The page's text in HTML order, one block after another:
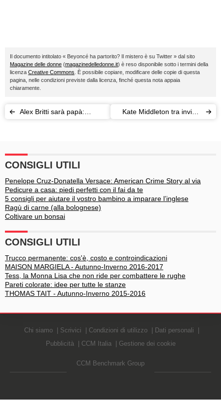
Il documento intitolato « Beyoncé ha partorito? Il mistero è su Twitter » dal sito
Magazine delle donne (magazinedelledonne.it) è reso disponibile sotto i termini della
licenza Creative Commons . È possibile copiare, modificare delle copie di questa
pagina, nelle condizioni previste dalla licenza, finché questa nota appaia
chiaramente.
Alex Britti sarà papà:
Kate Middleton tra invidie
CONSIGLI UTILI
Penelope Cruz-Donatella Versace: American Crime Story al via
Pedicure a casa: piedi perfetti con il fai da te
5 consigli per aiutare il vostro bambino a imparare l’inglese
Ragù di carne (alla bolognese)
Coltivare un bonsai
CONSIGLI UTILI
Trucco permanente: cos'è, costo e controindicazioni
MAISON MARGIELA - Autunno-Inverno 2016-2017
Tess, la Monna Lisa che non ride per combattere le rughe
Pareti colorate: idee per tutte le stanze
THOMAS TAIT - Autunno-Inverno 2015-2016
Chi siamo Scrivici Condizioni di utilizzo
Dati personali
Pubblicità
CCM Italia Gestione dei cookie
CCM Benchmark Group